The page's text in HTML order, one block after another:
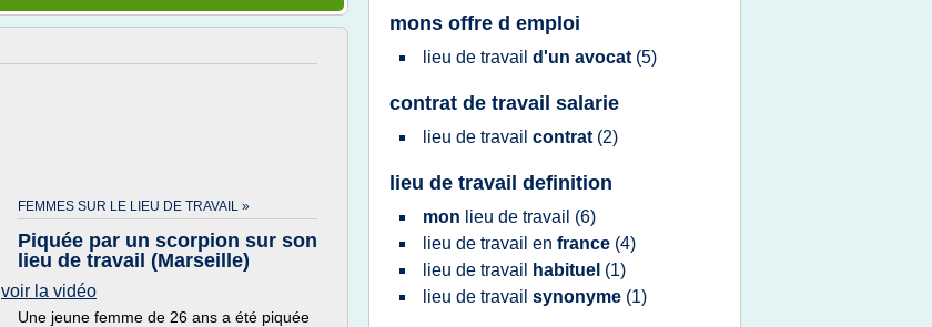
FEMMES SUR LE LIEU DE TRAVAIL »
Piquée par un scorpion sur son
lieu de travail (Marseille)
voir la vidéo
Une jeune femme de 26 ans a été piquée
mons offre d emploi
lieu de travail d'un avocat (5)
contrat de travail salarie
lieu de travail contrat (2)
lieu de travail definition
mon lieu de travail (6)
lieu de travail en france (4)
lieu de travail habituel (1)
lieu de travail synonyme (1)